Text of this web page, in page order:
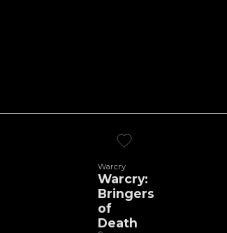
Warcry
Warcry:
Bringers
of
Death